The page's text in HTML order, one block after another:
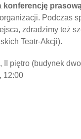
konferencję
Podczas
zdradzimy też
Teatr-Akcji).
II piętro (budynek
12:00